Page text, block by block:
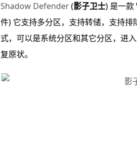
Shadow Defender(影子卫士) 是一款
件) 它支持多分区，支持转储，支持
式，可以是系统分区和其它分区，进
复原状。